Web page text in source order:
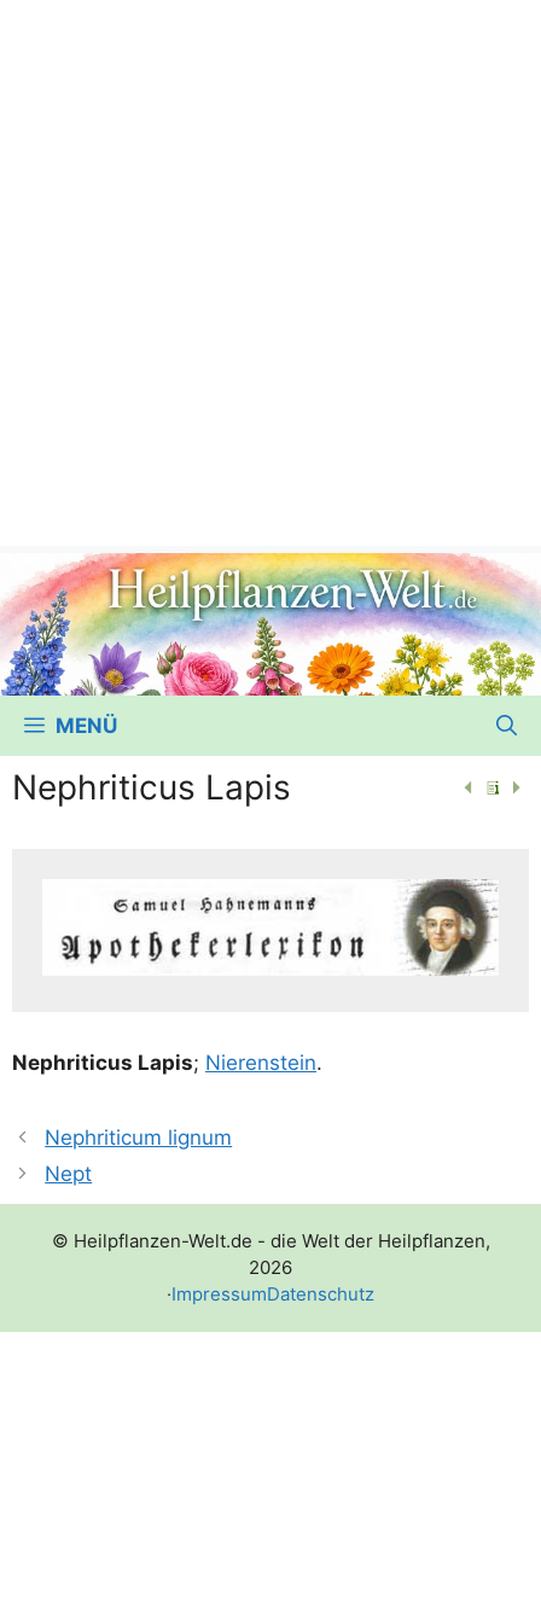
MENÜ
Nephriticus Lapis
Nephri­ti­cus Lapis; Nie­ren­stein.
Nephriticum lignum
Nept
© Heilpflanzen-Welt.de - die Welt der Heilpflanzen,
2026
·ImpressumDatenschutz